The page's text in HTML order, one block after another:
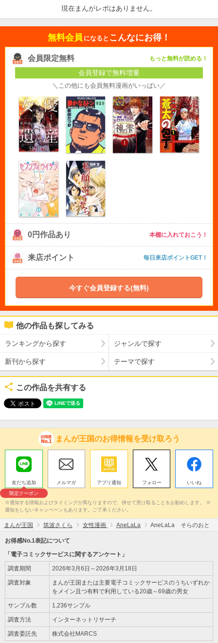
現在まんがレポはありません。
無料会員 になると こんなにお得！
会員限定無料 もっと無料が読める！
会員登録で無料増量
＼この他にも会員無料漫画がいっぱい／
0円作品あり 本棚に入れておこう！
来店ポイント 毎日来店ポイントGET！
今すぐ会員登録する(無料)
他の作品も探してみる
ランキングから探す ジャンルで探す
新刊から探す テーマで探す
この作品を共有する
まんが王国のお得情報を受け取ろう
友だち追加
限定クーポン
メルマガ アプリ通知 フォロー いいね
※通知する情報およびタイミングが異なりますので、併せて受け取ることをお勧めします。 ※
通知をしないキャンペーンもあります。ご了承ください。
まんが王国 筑波さくら 女性漫画 AneLaLa AneLaLa そらのおと
お得感No.1表記について
「電子コミックサービスに関するアンケート」
調査期間 2026年3月6日～2026年3月18日
調査対象
まんが王国または主要電子コミックサービスのうちいずれか
をメイン且つ有料で利用している20歳～69歳の男女
サンプル数 1,236サンプル
調査方法 インターネットリサーチ
調査委託先 株式会社MARCS